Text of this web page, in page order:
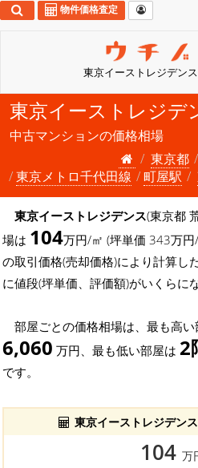
東京イーストレジデン
物件価格査定
東京イーストレジデ
中古マンションの価格相場
東京都
東京メトロ千代田線
町屋駅
東京イーストレジデンス(東京都
場は 104万円/㎡ (坪単価 343万
の取引価格(売却価格)により計算し
に値段(坪単価、評価額)がいくらに
部屋ごとの価格相場は、最も高い
6,060 万円、最も低い部屋は 2
です。
東京イーストレジデン
104 万